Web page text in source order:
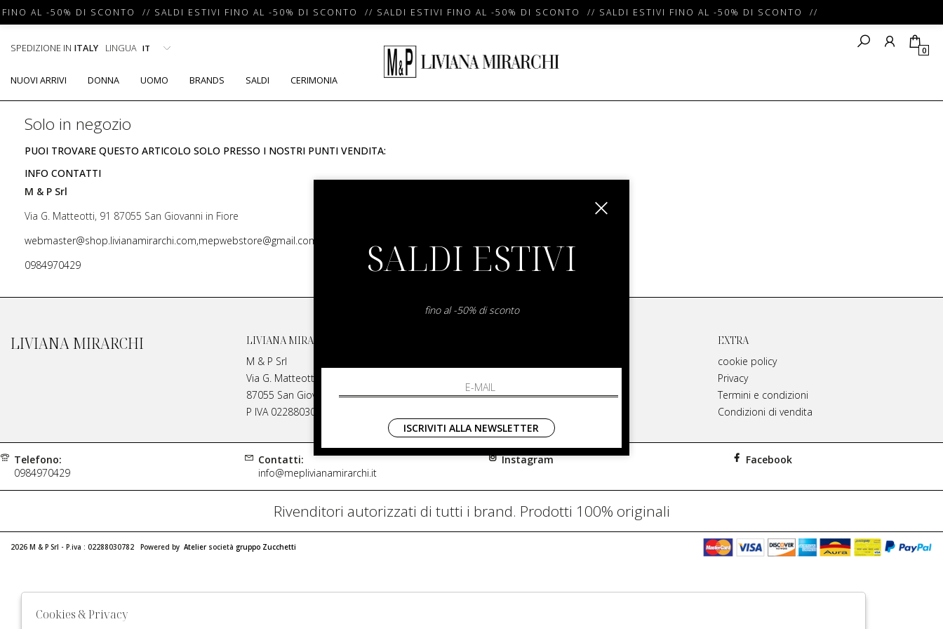
AL -50% DI SCONTO // SALDI ESTIVI FINO AL -50% DI SCONTO // SALDI ESTIVI FINO AL -50% DI SCONTO // SALDI ESTIVI FINO AL -50% DI SCONTO //
SPEDIZIONE IN ITALY LINGUA 0
NUOVI ARRIVI DONNA UOMO BRANDS SALDI CERIMONIA
Solo in negozio
PUOI TROVARE QUESTO ARTICOLO SOLO PRESSO I NOSTRI PUNTI VENDITA:
INFO CONTATTI
M & P Srl
Via G. Matteotti, 91 87055 San Giovanni in Fiore
webmaster@shop.livianamirarchi.com,mepwebstore@gmail.com
0984970429
LIVIANA MIRARCHI
LIVIANA MIRARCHI
M & P Srl
Via G. Matteotti, 91
87055 San Giovanni in Fiore Italia
P IVA 02288030782
Contatti
Spedizione
EXTRA
cookie policy
Privacy
Termini e condizioni
Condizioni di vendita
Telefono:
0984970429
Contatti:
info@meplivianamirarchi.it
Instagram Facebook
Rivenditori autorizzati di tutti i brand. Prodotti 100% originali
2026 M & P Srl - P.iva : 02288030782 Powered by Atelier società gruppo Zucchetti
SALDI ESTIVI
fino al -50% di sconto
ISCRIVITI ALLA NEWSLETTER
Cookies & Privacy